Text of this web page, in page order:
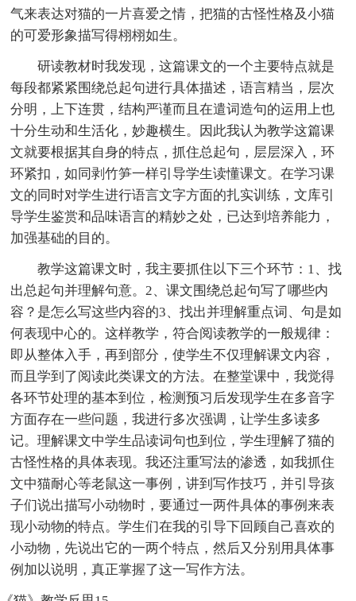
气来表达对猫的一片喜爱之情，把猫的古怪性格及小猫
的可爱形象描写得栩栩如生。
研读教材时我发现，这篇课文的一个主要特点就是
每段都紧紧围绕总起句进行具体描述，语言精当，层次
分明，上下连贯，结构严谨而且在遣词造句的运用上也
十分生动和生活化，妙趣横生。因此我认为教学这篇课
文就要根据其自身的特点，抓住总起句，层层深入，环
环紧扣，如同剥竹笋一样引导学生读懂课文。在学习课
文的同时对学生进行语言文字方面的扎实训练，文库引
导学生鉴赏和品味语言的精妙之处，已达到培养能力，
加强基础的目的。
教学这篇课文时，我主要抓住以下三个环节：1、找
出总起句并理解句意。2、课文围绕总起句写了哪些内
容？是怎么写这些内容的3、找出并理解重点词、句是如
何表现中心的。这样教学，符合阅读教学的一般规律：
即从整体入手，再到部分，使学生不仅理解课文内容，
而且学到了阅读此类课文的方法。在整堂课中，我觉得
各环节处理的基本到位，检测预习后发现学生在多音字
方面存在一些问题，我进行多次强调，让学生多读多
记。理解课文中学生品读词句也到位，学生理解了猫的
古怪性格的具体表现。我还注重写法的渗透，如我抓住
文中猫耐心等老鼠这一事例，讲到写作技巧，并引导孩
子们说出描写小动物时，要通过一两件具体的事例来表
现小动物的特点。学生们在我的引导下回顾自己喜欢的
小动物，先说出它的一两个特点，然后又分别用具体事
例加以说明，真正掌握了这一写作方法。